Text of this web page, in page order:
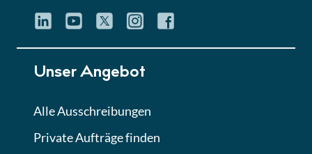
Quiz
Eignung im Vergabeverfahren
Lektion 6
Unser Angebot
Alle Ausschreibungen
Private Aufträge finden